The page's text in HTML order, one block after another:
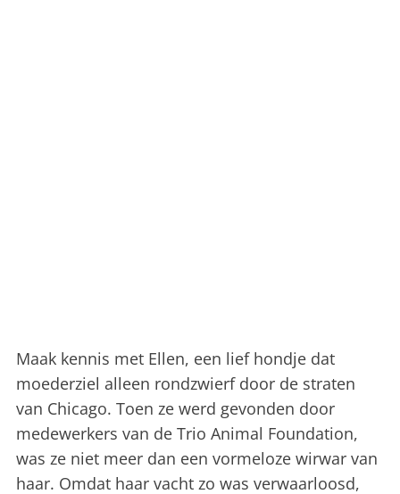
Maak kennis met Ellen, een lief hondje dat
moederziel alleen rondzwierf door de straten
van Chicago. Toen ze werd gevonden door
medewerkers van de Trio Animal Foundation,
was ze niet meer dan een vormeloze wirwar van
haar. Omdat haar vacht zo was verwaarloosd,